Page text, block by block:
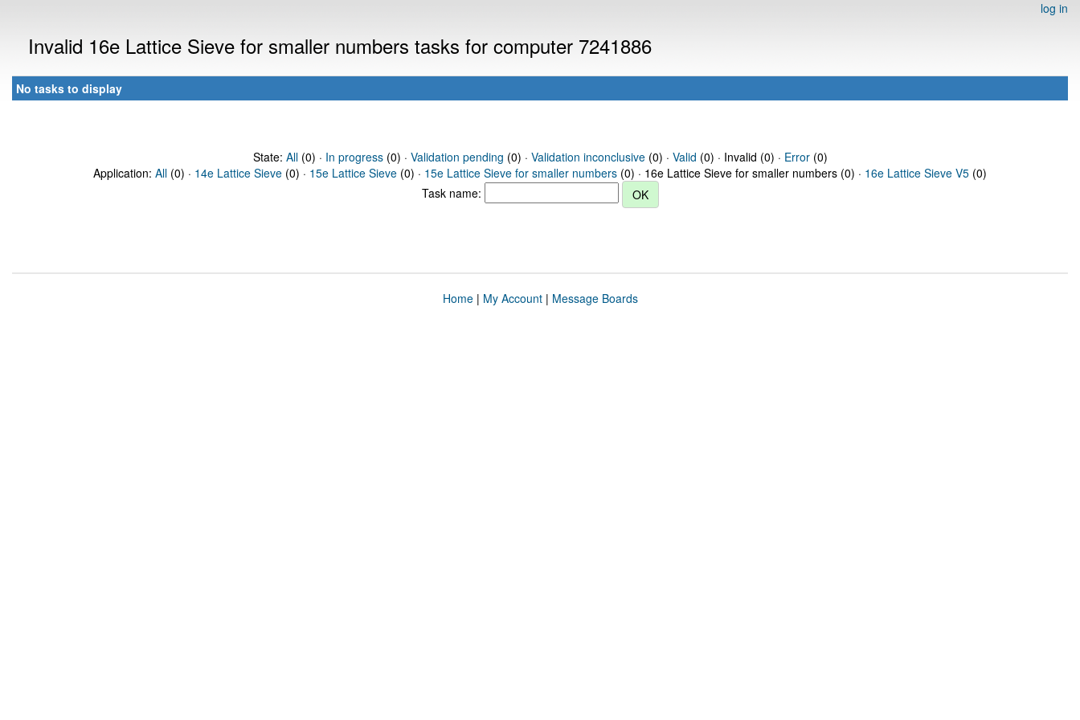
log in
Invalid 16e Lattice Sieve for smaller numbers tasks for computer 7241886
No tasks to display
State: All(0) · In progress(0) · Validation pending (0) · Validation inconclusive(0) · Valid (0) · Invalid (0) · Error(0)
Application: All (0) · 14e Lattice Sieve (0) · 15e Lattice Sieve (0) · 15e Lattice Sieve for smaller numbers (0) · 16e Lattice Sieve for smaller numbers (0) · 16e Lattice Sieve V5 (0)
Task name:
Home| My Account| Message Boards